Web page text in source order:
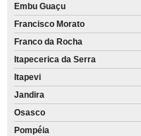
Embu Guaçu
Francisco Morato
Franco da Rocha
Itapecerica da Serra
Itapevi
Jandira
Osasco
Pompéia